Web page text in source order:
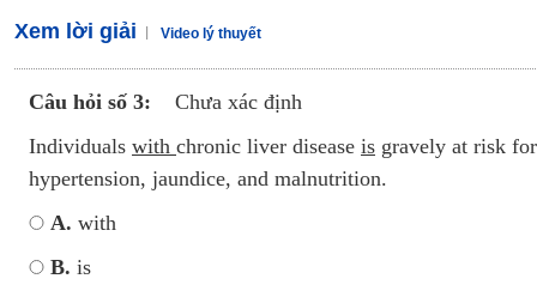
Xem lời giải Video lý thuyết
Câu hỏi số 3:
Chưa xác định
Individuals with chronic liver disease is gravely at risk for
hypertension, jaundice, and malnutrition.
A. with
B. is